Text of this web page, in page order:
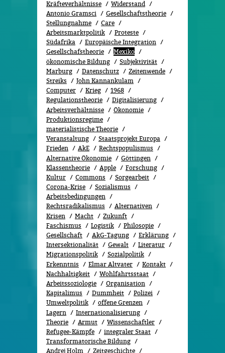
Kräfteverhältnisse
Widerstand
Antonio Gramsci
Gesellschaftstheorie
Stellungnahme
Care
Arbeitsmarktpolitik
Proteste
Südafrika
Europäische Integration
Gesellschafstheorie
Mexiko
ökonomische Bildung
Subjektivität
Marburg
Datenschutz
Zeitenwende
Streiks
John Kannankulam
Computer
Krieg
1968
Regulationstheorie
Digitalisierung
Arbeitsverhältnisse
Ökonomie
Produktionsregime
materialistische Theorie
Veranstaltung
Staatsprojekt Europa
Frieden
AkE
Rechtspopulismus
Alternative Ökonomie
Göttingen
Klassentheorie
Apple
Forschung
Kultur
Commons
Sorgearbeit
Corona-Krise
Sozialismus
Arbeitsbedingungen
Rechtsradikalismus
Alternativen
Krisen
Macht
Zukunft
Faschismus
Logistik
Philosopie
Gesellschaft
AkG-Tagung
Erklärung
Intersektionalität
Gewalt
Literatur
Migrationspolitik
Sozi­al­po­li­tik
Erkenntnis
Elmar Altvater
Kontakt
Nachhaltigkeit
Wohlfahrtsstaat
Arbeitssoziologie
Organisation
Kapitalimus
Dummheit
Polizei
Umweltpolitik
offene Grenzen
Lagern
Internationalisierung
Theorie
Armut
Wissenschaftler
Refugee-Kämpfe
integraler Staat
Transformatorische Bildung
Andrej Holm
Zeitgeschichte